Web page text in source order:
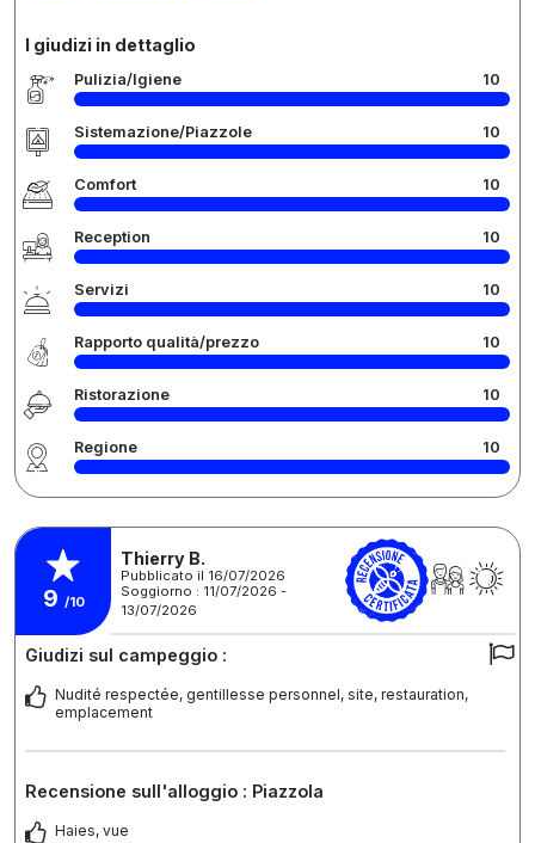
I giudizi in dettaglio
Pulizia/Igiene 10
Sistemazione/Piazzole 10
Comfort 10
Reception 10
Servizi 10
Rapporto qualità/prezzo 10
Ristorazione 10
Regione 10
9 /10
Thierry B.
Pubblicato il 16/07/2026
Soggiorno : 11/07/2026 -
13/07/2026
Giudizi sul campeggio :
Nudité respectée, gentillesse personnel, site, restauration,
emplacement
Recensione sull'alloggio : Piazzola
Haies, vue